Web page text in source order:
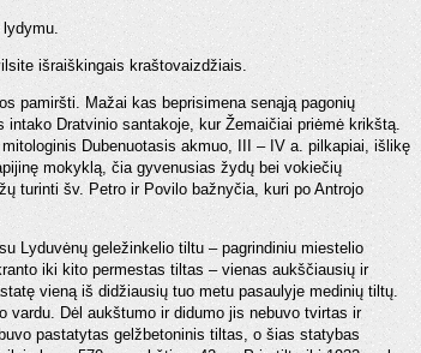
išraiškingais kraštovaizdžiais.
pamiršti. Mažai kas beprisimena senąją pagonių
Dratvinio santakoje, kur Žemaičiai priėmė krikštą.
Dubenuotasis akmuo, III – IV a. pilkapiai, išlikę
mokyklą, čia gyvenusias žydų bei vokiečių
turinti šv. Petro ir Povilo bažnyčia, kuri po Antrojo
Lyduvėnų geležinkelio tiltu – pagrindiniu miestelio
iki kito permestas tiltas – vienas aukščiausių ir
vieną iš didžiausių tuo metu pasaulyje medinių tiltų.
vardu. Dėl aukštumo ir didumo jis nebuvo tvirtas ir
pastatytas gelžbetoninis tiltas, o šias statybas